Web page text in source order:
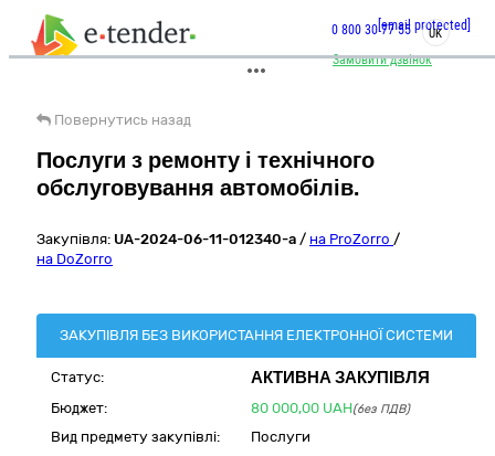
Замовити дзвінок
0 800 30 77 55[email protected]
UK
Повернутись назад
Послуги з ремонту і технічного
обслуговування автомобілів.
Закупівля: UA-2024-06-11-012340-a / на ProZorro /
на DoZorro
ЗАКУПІВЛЯ БЕЗ ВИКОРИСТАННЯ ЕЛЕКТРОННОЇ СИСТЕМИ
Статус: АКТИВНА ЗАКУПІВЛЯ
Бюджет: 80 000,00 UAH(без ПДВ)
Вид предмету закупівлі:
Послуги